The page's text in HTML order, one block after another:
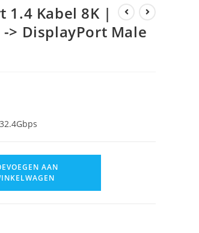
1.4 Kabel 8K |
> DisplayPort Male
AAN